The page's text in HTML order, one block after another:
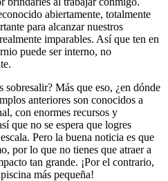
abiertamente, totalmente
para alcanzar nuestros
imparables. Así que ten en
puede ser interno, no
sobresalir? Más que eso, ¿en dónde
anteriores son conocidos a
con enormes recursos y
que no se espera que logres
Pero la buena noticia es que
por lo que no tienes que atraer a
tan grande. ¡Por el contrario,
más pequeña!